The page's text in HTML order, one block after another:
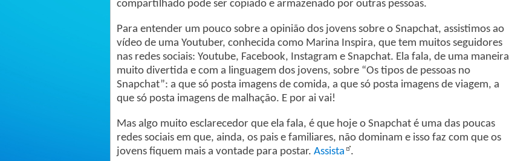
compartilhado pode ser copiado e armazenado por outras pessoas.
Para entender um pouco sobre a opinião dos jovens sobre o Snapchat, assistimos ao
vídeo de uma Youtuber, conhecida como Marina Inspira, que tem muitos seguidores
nas redes sociais: Youtube, Facebook, Instagram e Snapchat. Ela fala, de uma maneira
muito divertida e com a linguagem dos jovens, sobre “Os tipos de pessoas no
Snapchat”: a que só posta imagens de comida, a que só posta imagens de viagem, a
que só posta imagens de malhação. E por ai vai!
Mas algo muito esclarecedor que ela fala, é que hoje o Snapchat é uma das poucas
redes sociais em que, ainda, os pais e familiares, não dominam e isso faz com que os
jovens fiquem mais a vontade para postar. Assista .